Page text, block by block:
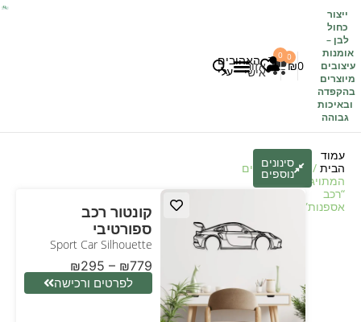
ייצור
כחול
לבן –
אומנות
עיצובים
מיוצרים
בהקפדה
ובאיכות
גבוהה
₪0
0 האהובים
עלי
0
אזור
אישי
עמוד
הבית / חנות/ מוצרים
המתויגים
“רכב
אספנות”
סינונים
נוספים
קונטור רכב
ספורטיבי
Sport Car Silhouette
₪295 – ₪779
לפרטים ורכישה